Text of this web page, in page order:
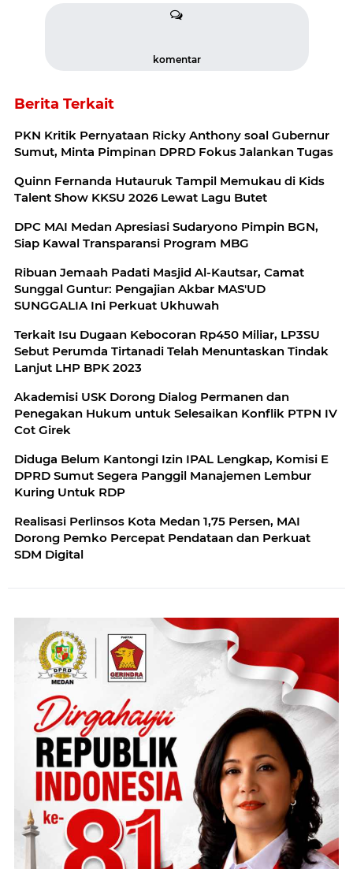
komentar
Berita Terkait
PKN Kritik Pernyataan Ricky Anthony soal Gubernur
Sumut, Minta Pimpinan DPRD Fokus Jalankan Tugas
Quinn Fernanda Hutauruk Tampil Memukau di Kids
Talent Show KKSU 2026 Lewat Lagu Butet
DPC MAI Medan Apresiasi Sudaryono Pimpin BGN,
Siap Kawal Transparansi Program MBG
Ribuan Jemaah Padati Masjid Al-Kautsar, Camat
Sunggal Guntur: Pengajian Akbar MAS'UD
SUNGGALIA Ini Perkuat Ukhuwah
Terkait Isu Dugaan Kebocoran Rp450 Miliar, LP3SU
Sebut Perumda Tirtanadi Telah Menuntaskan Tindak
Lanjut LHP BPK 2023
Akademisi USK Dorong Dialog Permanen dan
Penegakan Hukum untuk Selesaikan Konflik PTPN IV
Cot Girek
Diduga Belum Kantongi Izin IPAL Lengkap, Komisi E
DPRD Sumut Segera Panggil Manajemen Lembur
Kuring Untuk RDP
Realisasi Perlinsos Kota Medan 1,75 Persen, MAI
Dorong Pemko Percepat Pendataan dan Perkuat
SDM Digital